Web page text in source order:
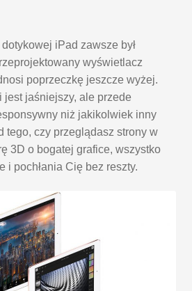
iPad zawsze był
wyświetlacz
poprzeczkę jeszcze wyżej.
jest jaśniejszy, ale przede
niż jakikolwiek inny
tego, czy przeglądasz strony w
3D o bogatej grafice, wszystko
i pochłania Cię bez reszty.